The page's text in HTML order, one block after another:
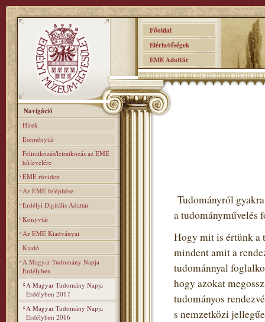
Főoldal
Elérhetőségek
EME Adattár
Navigáció
Hírek
Eseménytár
Feliratkozás/leiratkozás az EME
hírlevelére
EME röviden
Az EME felépitése
Erdélyi Digitális Adattár
Könyvtár
Az EME Kiadványai
Kiadó
A Magyar Tudomány Napja
Erdélyben
A Magyar Tudomány Napja
Erdélyben 2017
A Magyar Tudomány Napja
Erdélyben 2016
Tudományról
a tudományművelés
Hogy mit is értünk a
mindent amit a
tudománnyal
hogy azokat
tudományos
s nemzetközi